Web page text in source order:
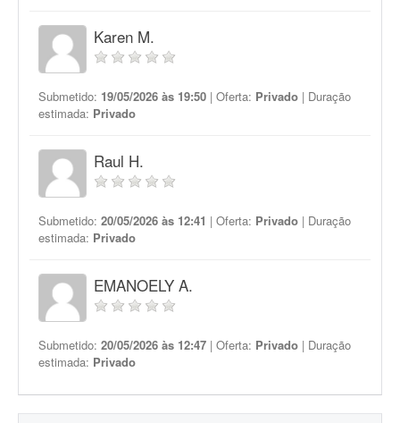
Karen M.
Submetido: 19/05/2026 às 19:50 | Oferta: Privado | Duração
estimada: Privado
Raul H.
Submetido: 20/05/2026 às 12:41 | Oferta: Privado | Duração
estimada: Privado
EMANOELY A.
Submetido: 20/05/2026 às 12:47 | Oferta: Privado | Duração
estimada: Privado